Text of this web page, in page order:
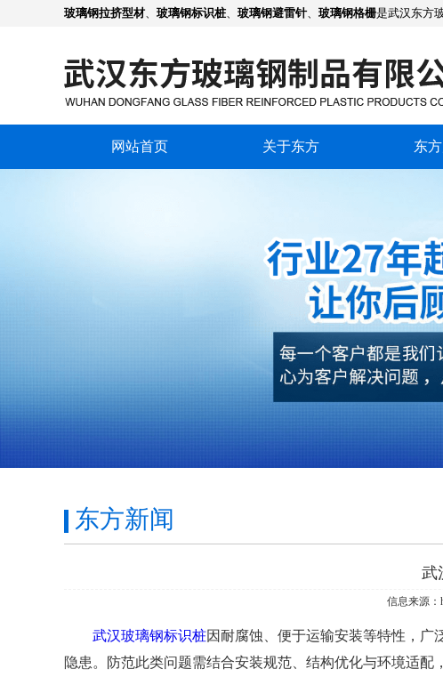
玻璃钢拉挤型材、 玻璃钢标识桩、 玻璃钢避雷针、 玻璃钢格栅是武汉东方
网站首页 关于东方 东
东方新闻
武
信息来源：
武汉玻璃钢标识桩因耐腐蚀、便于运输安装等特性，
隐患。防范此类问题需结合安装规范、结构优化与环境适